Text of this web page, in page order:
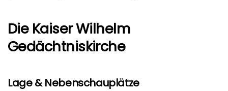
Die Kaiser Wilhelm
Gedächtniskirche
Lage & Nebenschauplätze